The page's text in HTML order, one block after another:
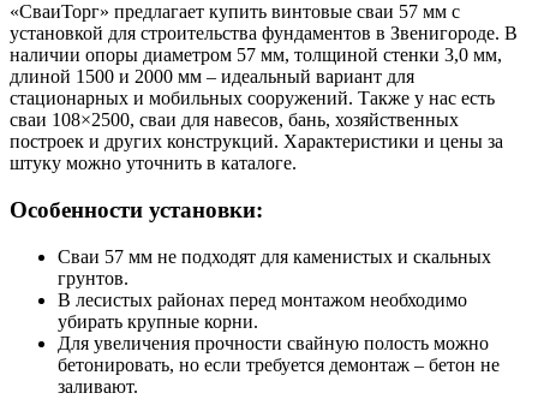
«СваиТорг» предлагает купить винтовые сваи 57 мм с
установкой для строительства фундаментов в Звенигороде. В
наличии опоры диаметром 57 мм, толщиной стенки 3,0 мм,
длиной 1500 и 2000 мм – идеальный вариант для
стационарных и мобильных сооружений. Также у нас есть
сваи 108×2500, сваи для навесов, бань, хозяйственных
построек и других конструкций. Характеристики и цены за
штуку можно уточнить в каталоге.
Особенности установки:
Сваи 57 мм не подходят для каменистых и скальных
грунтов.
В лесистых районах перед монтажом необходимо
убирать крупные корни.
Для увеличения прочности свайную полость можно
бетонировать, но если требуется демонтаж – бетон не
заливают.